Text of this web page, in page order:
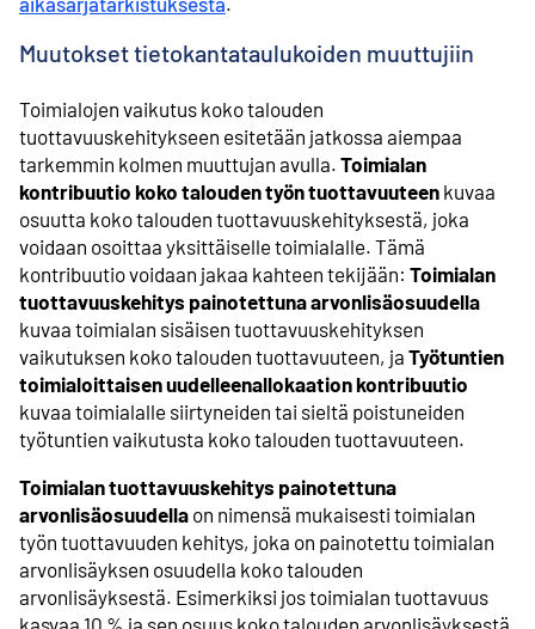
Muutokset tietokantataulukoiden muuttujiin
Toimialojen vaikutus koko talouden
tuottavuuskehitykseen esitetään jatkossa aiempaa
tarkemmin kolmen muuttujan avulla. Toimialan
kontribuutio koko talouden työn tuottavuuteen kuvaa
osuutta koko talouden tuottavuuskehityksestä, joka
voidaan osoittaa yksittäiselle toimialalle. Tämä
kontribuutio voidaan jakaa kahteen tekijään: Toimialan
tuottavuuskehitys painotettuna arvonlisäosuudella
kuvaa toimialan sisäisen tuottavuuskehityksen
vaikutuksen koko talouden tuottavuuteen, ja Työtuntien
toimialoittaisen uudelleenallokaation kontribuutio
kuvaa toimialalle siirtyneiden tai sieltä poistuneiden
työtuntien vaikutusta koko talouden tuottavuuteen.
Toimialan tuottavuuskehitys painotettuna
arvonlisäosuudella on nimensä mukaisesti toimialan
työn tuottavuuden kehitys, joka on painotettu toimialan
arvonlisäyksen osuudella koko talouden
arvonlisäyksestä. Esimerkiksi jos toimialan tuottavuus